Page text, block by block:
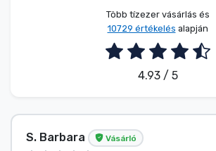
Több tízezer vásárlás és
10729 értékelés alapján
4.93 / 5
S. Barbara Vásárló